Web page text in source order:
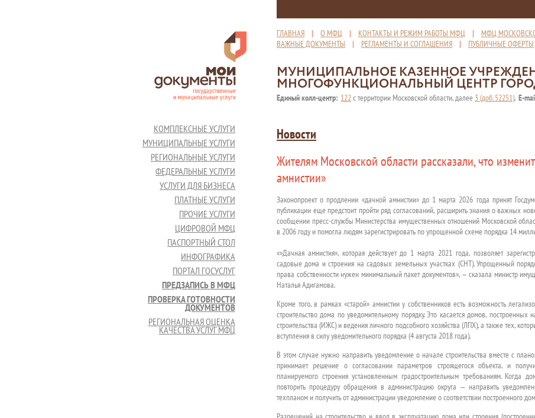
ГЛАВНАЯ | О МФЦ | КОНТАКТЫ И РЕЖИМ РАБОТЫ МФЦ | МФЦ
ВАЖНЫЕ ДОКУМЕНТЫ | РЕГЛАМЕНТЫ И СОГЛАШЕНИЯ | ПУБЛИЧНЫЕ ОФЕРТЫ
МУНИЦИПАЛЬНОЕ КАЗЕННОЕ
МНОГОФУНКЦИОНАЛЬНЫЙ ЦЕНТР
Единый колл-центр: 122с территории Московской области, далее 3 (доб. 52251), E-
КОМПЛЕКСНЫЕ УСЛУГИ
МУНИЦИПАЛЬНЫЕ УСЛУГИ
РЕГИОНАЛЬНЫЕ УСЛУГИ
ФЕДЕРАЛЬНЫЕ УСЛУГИ
УСЛУГИ ДЛЯ БИЗНЕСА
ПЛАТНЫЕ УСЛУГИ
ПРОЧИЕ УСЛУГИ
ЦИФРОВОЙ МФЦ
ПАСПОРТНЫЙ СТОЛ
ИНФОГРАФИКА
ПОРТАЛ ГОСУСЛУГ
ПРЕДЗАПИСЬ В МФЦ
ПРОВЕРКА ГОТОВНОСТИ
ДОКУМЕНТОВ
РЕГИОНАЛЬНАЯ ОЦЕНКА
КАЧЕСТВА УСЛУГ МФЦ
Новости
Жителям Московской области рассказали, что
амнистии»
Законопроект о продлении «дачной амнистии» до 1 марта 2026 года принят
публикации еще предстоит пройти ряд согласований, расширить знания о важных
сообщении пресс-службы Министерства имущественных отношений Московской
в 2006 году и помогла людям зарегистрировать по упрощенной схеме порядка 14
«»Дачная амнистия», которая действует до 1 марта 2021 года, позволяет
садовые дома и строения на садовых земельных участках (СНТ). Упрощенный
права собственности нужен минимальный пакет документов», — сказала министр
Наталья Адигамова.
Кроме того, в рамках «старой» амнистии у собственников есть возможность
строительство дома по уведомительному порядку. Это касается домов,
строительства (ИЖС) и ведения личного подсобного хозяйства (ЛПХ), а также тех,
вступления в силу уведомительного порядка (4 августа 2018 года).
В этом случае нужно направить уведомление о начале строительства вместе с
принимает решение о согласовании параметров строящегося объекта, и
планируемого строения установленным градостроительным требованиям. Когда
повторить процедуру обращения в администрацию округа — направить
техпланом и получить от администрации уведомление о соответствии построенного